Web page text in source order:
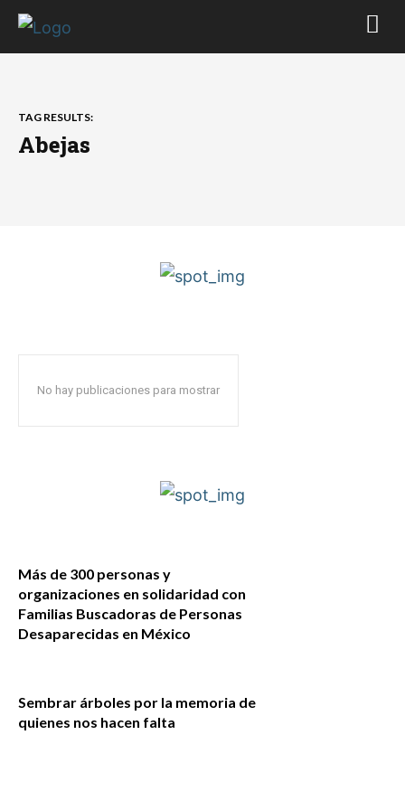
TAG RESULTS:
Abejas
No hay publicaciones para mostrar
Más de 300 personas y
organizaciones en solidaridad con
Familias Buscadoras de Personas
Desaparecidas en México
Sembrar árboles por la memoria de
quienes nos hacen falta